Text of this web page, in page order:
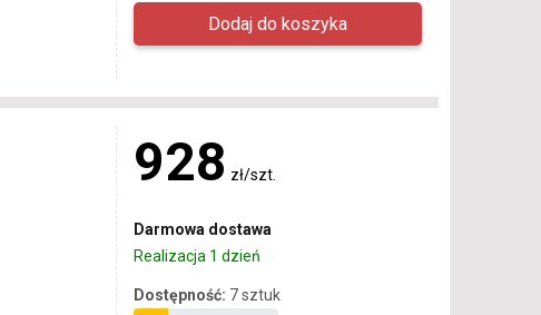
928 zł/szt.
Darmowa dostawa
Realizacja 1 dzień
Dostępność: 7 sztuk